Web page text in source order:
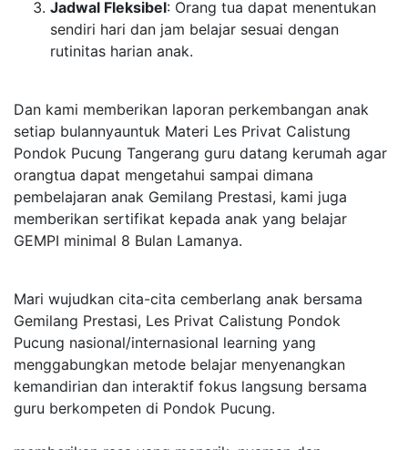
Jadwal Fleksibel: Orang tua dapat menentukan
sendiri hari dan jam belajar sesuai dengan
rutinitas harian anak.
Dan kami memberikan laporan perkembangan anak
setiap bulannyauntuk Materi Les Privat Calistung
Pondok Pucung Tangerang guru datang kerumah agar
orangtua dapat mengetahui sampai dimana
pembelajaran anak Gemilang Prestasi, kami juga
memberikan sertifikat kepada anak yang belajar
GEMPI minimal 8 Bulan Lamanya.
Mari wujudkan cita-cita cemberlang anak bersama
Gemilang Prestasi, Les Privat Calistung Pondok
Pucung nasional/internasional learning yang
menggabungkan metode belajar menyenangkan
kemandirian dan interaktif fokus langsung bersama
guru berkompeten di Pondok Pucung.